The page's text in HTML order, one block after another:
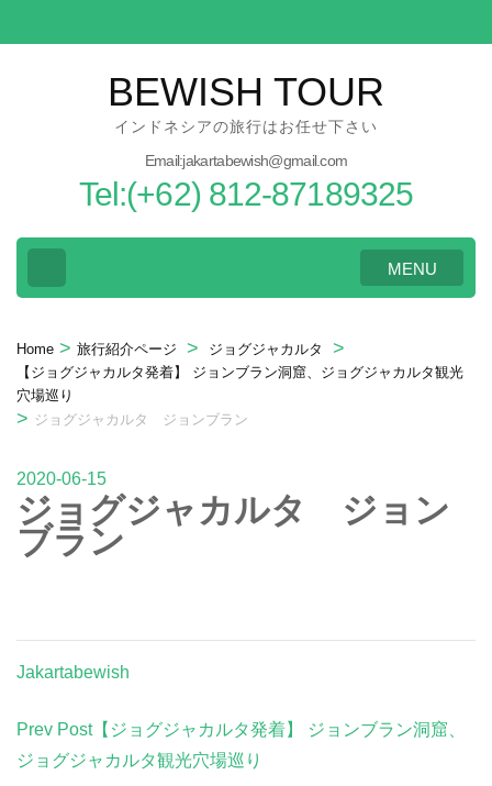
to
BEWISH TOUR
インドネシアの旅行はお任せ下さい
Email:jakartabewish@gmail.com
Tel:(+62) 812-87189325
MENU
Home > 旅行紹介ページ > ジョグジャカルタ >
【ジョグジャカルタ発着】 ジョンブラン洞窟、ジョグジャカルタ観光
穴場巡り
> ジョグジャカルタ ジョンブラン
2020-06-15
ジョグジャカルタ ジョン
ブラン
Jakartabewish
Post
Navigation
Prev Post【ジョグジャカルタ発着】 ジョンブラン洞窟、
ジョグジャカルタ観光穴場巡り